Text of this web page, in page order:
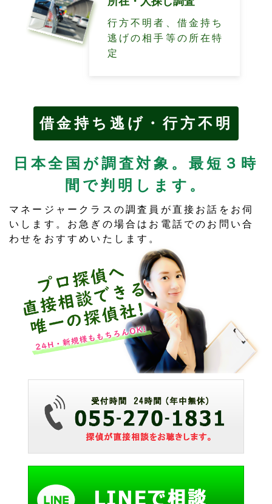
行方不明者、借金持ち
逃げの相手等の所在特
定
借金持ち逃げ・行方不明
日本全国が調査対象。最短３時
間で判明します。
マネージャークラスの調査員が直接お話をお伺
いします。お急ぎの場合はお電話でのお問い合
わせをおすすめいたします。